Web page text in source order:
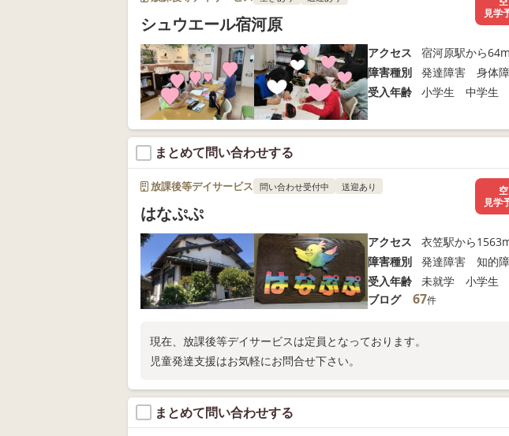
シュウエール宿河原
アクセス
宿河原駅から
障害種別
発達障害 身体
受入年齢
小学生 中学生
見学
まとめて問い合わせする
放課後等デイサービス 問い合わせ受付中 送迎あり
はなぷぷ
アクセス
衣笠駅から
障害種別
発達障害 知的
受入年齢
未就学 小学生
ブログ
67件
現在、放課後等デイサービスは定員となっております。
児童発達支援はお気軽にお問合せ下さい。
見学
まとめて問い合わせする